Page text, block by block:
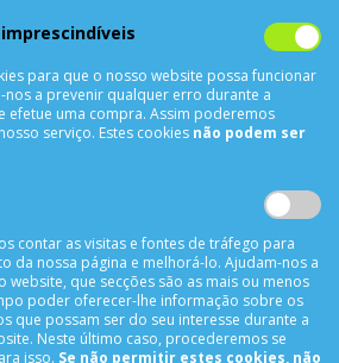
a rede fixa nacional
às 19h00
para que o nosso website possa funcionar
a prevenir qualquer erro durante a
efetue uma compra. Assim poderemos
serviço. Estes cookies não podem ser
contar as visitas e fontes de tráfego para
da nossa página e melhorá-lo. Ajudam-nos a
website, que secções são as mais ou menos
poder oferecer-lhe informação sobre os
que possam ser do seu interesse durante a
Neste último caso, procederemos se
isso. Se não permitir estes cookies, não